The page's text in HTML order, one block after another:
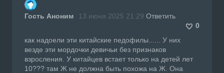
Гость Аноним 13 июня 2025 21:29 Ответить
0
как надоели эти китайские педофилы...... У них
везде эти мордочки девичьи без признаков
взросления. У китайцев встает только на детей лет
10??? там Ж не должна быть похожа на Ж. Она